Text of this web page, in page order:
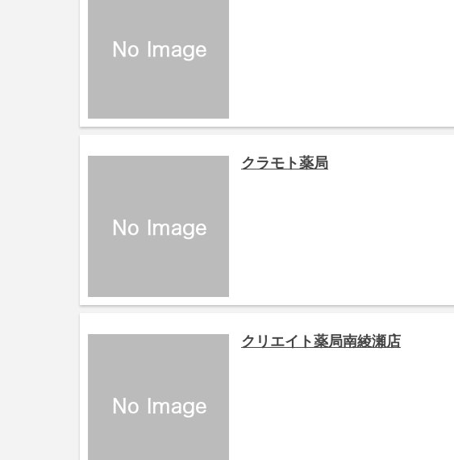
クラモト薬局
クリエイト薬局南綾瀬店